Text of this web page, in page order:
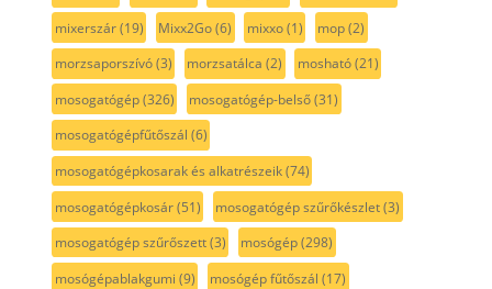
mixerszár(19) Mixx2Go(6) mixxo(1) mop(2)
morzsaporszívó(3) morzsatálca (2) mosható(21)
mosogatógép(326) mosogatógép-belső(31)
mosogatógépfűtőszál (6)
mosogatógépkosarak és alkatrészeik(74)
mosogatógépkosár(51) mosogatógép szűrőkészlet(3)
mosogatógép szűrőszett(3) mosógép(298)
mosógépablakgumi (9) mosógép fűtőszál (17)